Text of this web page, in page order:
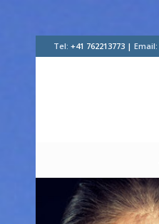
Tel: +41 762213773 | Email: